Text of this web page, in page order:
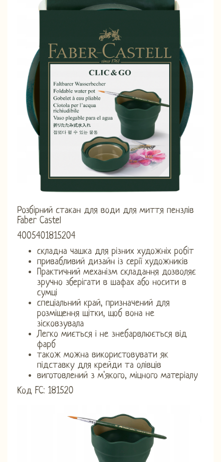
Розбірний стакан для води для миття пензлів
Faber Castel
4005401815204
складна чашка для різних художніх робіт
привабливий дизайн із серії художників
Практичний механізм складання дозволяє
зручно зберігати в шафах або носити в
сумці
спеціальний край, призначений для
розміщення щітки, щоб вона не
зісковзувала
Легко миється і не знебарвлюється від
фарб
також можна використовувати як
підставку для крейди та олівців
виготовлений з м'якого, міцного матеріалу
Код FC: 181520